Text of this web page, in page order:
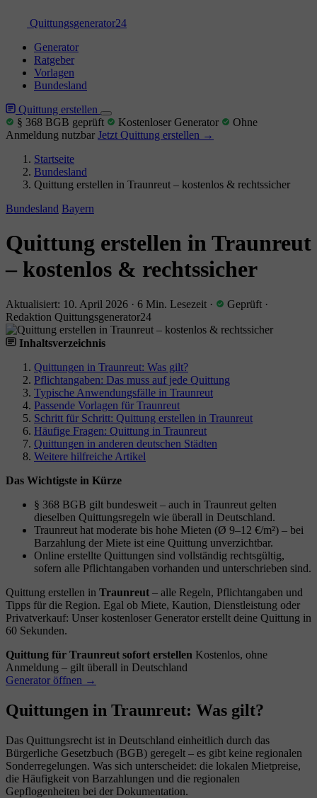
Quittungsgenerator24
Generator
Ratgeber
Vorlagen
Bundesland
Quittung erstellen
§ 368 BGB geprüft
Kostenloser Generator
Ohne
Anmeldung nutzbar Jetzt Quittung erstellen →
Startseite
Bundesland
Quittung erstellen in Traunreut – kostenlos & rechtssicher
Bundesland Bayern
Quittung erstellen in Traunreut
– kostenlos & rechtssicher
Aktualisiert: 10. April 2026 · 6 Min. Lesezeit · Geprüft ·
Redaktion Quittungsgenerator24
Inhaltsverzeichnis
Quittungen in Traunreut: Was gilt?
Pflichtangaben: Das muss auf jede Quittung
Typische Anwendungsfälle in Traunreut
Passende Vorlagen für Traunreut
Schritt für Schritt: Quittung erstellen in Traunreut
Häufige Fragen: Quittung in Traunreut
Quittungen in anderen deutschen Städten
Weitere hilfreiche Artikel
Das Wichtigste in Kürze
§ 368 BGB gilt bundesweit – auch in Traunreut gelten
dieselben Quittungsregeln wie überall in Deutschland.
Traunreut hat moderate bis hohe Mieten (Ø 9–12 €/m²) – bei
Barzahlung der Miete ist eine Quittung unverzichtbar.
Online erstellte Quittungen sind vollständig rechtsgültig,
sofern alle Pflichtangaben vorhanden und unterschrieben sind.
Quittung erstellen in Traunreut – alle Regeln, Pflichtangaben und
Tipps für die Region. Egal ob Miete, Kaution, Dienstleistung oder
Privatverkauf: Unser kostenloser Generator erstellt deine Quittung in
60 Sekunden.
Quittung für Traunreut sofort erstellen Kostenlos, ohne
Anmeldung – gilt überall in Deutschland
Generator öffnen →
Quittungen in Traunreut: Was gilt?
Das Quittungsrecht ist in Deutschland einheitlich durch das
Bürgerliche Gesetzbuch (BGB) geregelt – es gibt keine regionalen
Sonderregelungen. Was sich unterscheidet: die lokalen Mietpreise,
die Häufigkeit von Barzahlungen und die regionalen
Gepflogenheiten bei der Dokumentation.